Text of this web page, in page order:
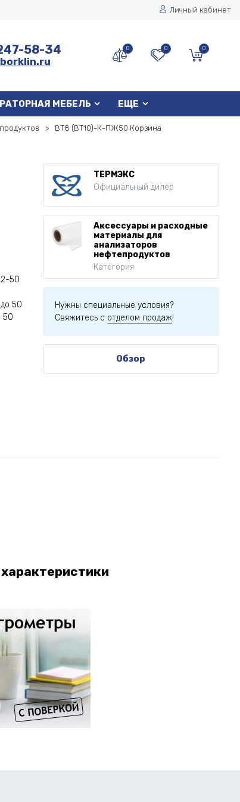
Личный кабинет
58-34 0 0 0
МЕБЕЛЬ ЕЩЕ
ВТ8 (ВТ10)-К-ПЖ50 Корзина
50
50
50
ТЕРМЭКС
Официальный дилер
Аксессуары и расходные
материалы для
анализаторов
нефтепродуктов
Категория
Нужны специальные условия?
Свяжитесь с отделом продаж!
Обзор